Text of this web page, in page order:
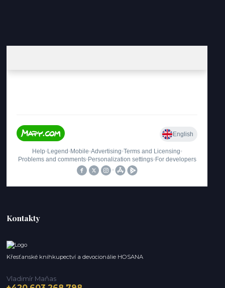
Kontakty
Křesťanské knihkupectví a devocionálie HOSANA
Vladimír Maňas